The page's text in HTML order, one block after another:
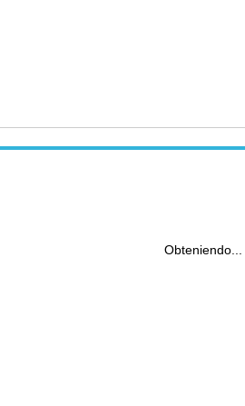
Obteniendo...